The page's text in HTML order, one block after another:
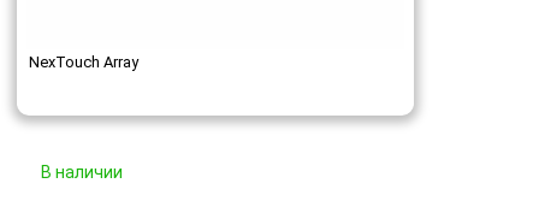
NexTouch Array
В наличии